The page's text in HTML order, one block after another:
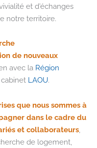
et d’échanges
notre territoire.
de nouveaux
avec la Région
LAOU.
que nous sommes à
dans le cadre du
et collaborateurs
de logement,